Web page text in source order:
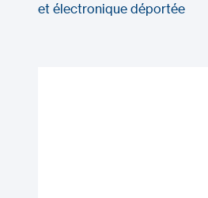
et électronique déportée